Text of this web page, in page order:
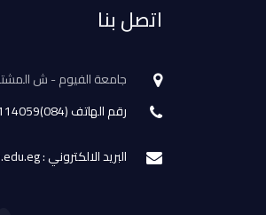
اتصل بنا
جامعة الفيوم - ش
رقم الهاتف (084)2114059
البريد الالكتروني : ts@fayoum.edu.eg